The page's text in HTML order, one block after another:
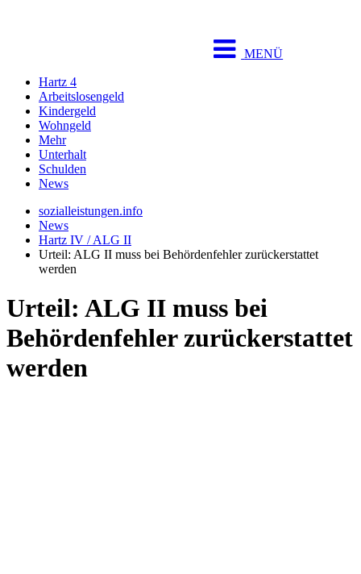
MENÜ
Hartz 4
Arbeitslosengeld
Kindergeld
Wohngeld
Mehr
Unterhalt
Schulden
News
sozialleistungen.info
News
Hartz IV / ALG II
Urteil: ALG II muss bei Behördenfehler zurückerstattet
werden
Urteil: ALG II muss bei
Behördenfehler zurückerstattet
werden